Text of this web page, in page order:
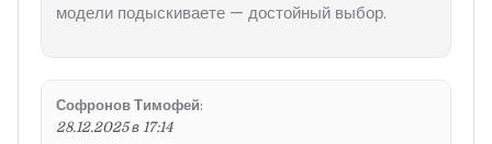
модели подыскиваете — достойный выбор.
Софронов Тимофей:
28.12.2025 в 17:14